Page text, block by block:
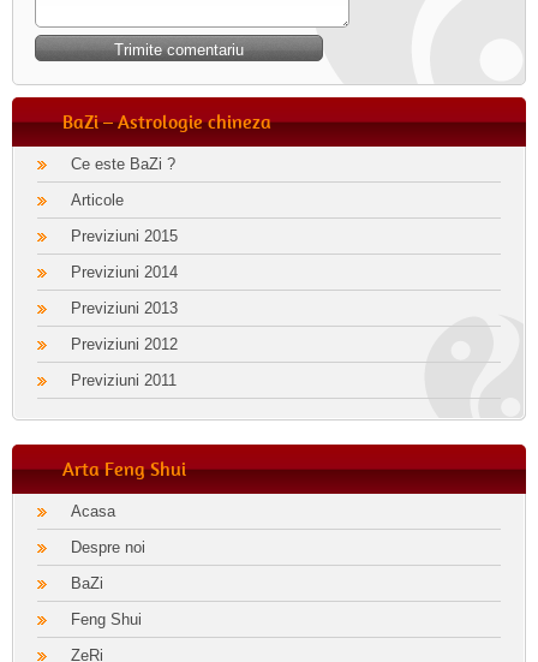
BaZi – Astrologie chineza
Ce este BaZi ?
Articole
Previziuni 2015
Previziuni 2014
Previziuni 2013
Previziuni 2012
Previziuni 2011
Arta Feng Shui
Acasa
Despre noi
BaZi
Feng Shui
ZeRi